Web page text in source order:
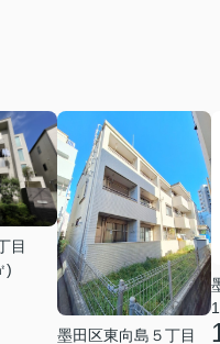
目
)
墨田区東向島５丁目